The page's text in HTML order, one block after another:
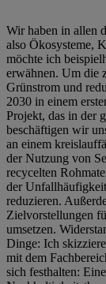
Wir haben in allen
also Ökosysteme,
möchte ich
erwähnen. Um die
Grünstrom und
2030 in einem
Projekt, das in der
beschäftigen wir
an einem
der Nutzung von
recycelten
der
reduzieren.
Zielvorstellungen
umsetzen.
Dinge: Ich
mit dem
sich festhalten: